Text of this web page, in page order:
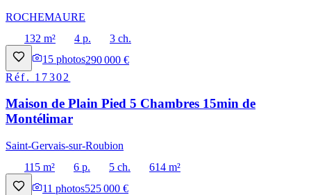
ROCHEMAURE
132 m²
4 p.
3 ch.
15 photos290 000 €
Réf. 17302
Maison de Plain Pied 5 Chambres 15min de
Montélimar
Saint-Gervais-sur-Roubion
115 m²
6 p. 5 ch.
614 m²
11 photos525 000 €